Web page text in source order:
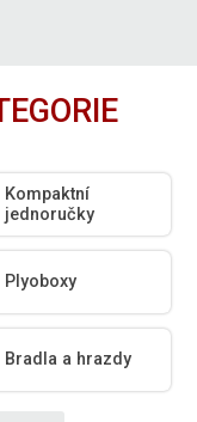
Kompaktní
jednoručky
Plyoboxy
Bradla a hrazdy